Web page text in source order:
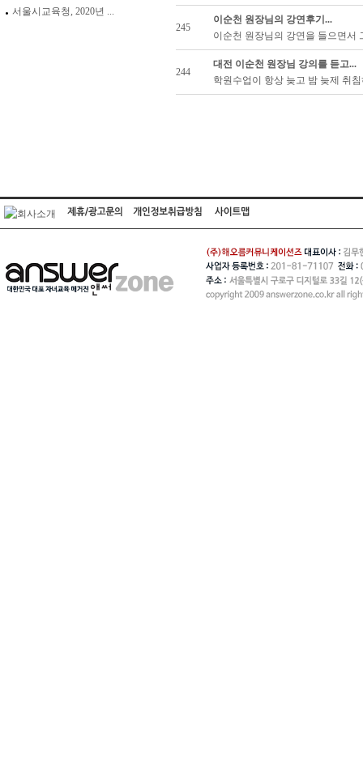
서울시교육청, 2020년 ...
245
이순천 원장님의 강연후기...
이순천 원장님의 강연을 들으면서
244
대전 이순천 원장님 강의를 듣고...
학원수업이 항상 늦고 밤 늦제 취